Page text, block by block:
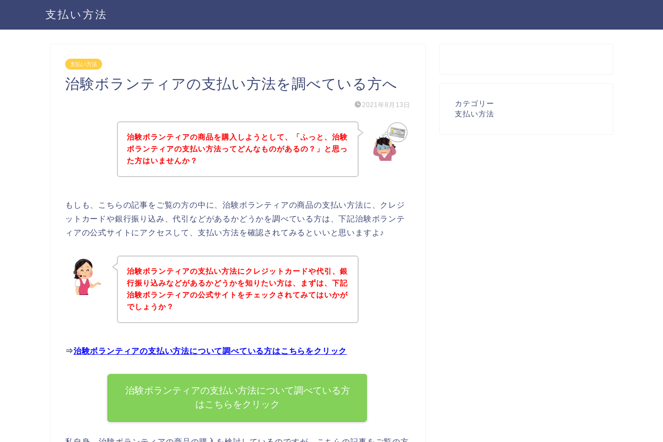
支払い方法
支払い方法
治験ボランティアの支払い方法を調べている方へ
2021年8月13日
治験ボランティアの商品を購入しようとして、「ふっと、治験
ボランティアの支払い方法ってどんなものがあるの？」と思っ
た方はいませんか？
もしも、こちらの記事をご覧の方の中に、治験ボランティアの商品の支払い方法に、クレジ
ットカードや銀行振り込み、代引などがあるかどうかを調べている方は、下記治験ボランテ
ィアの公式サイトにアクセスして、支払い方法を確認されてみるといいと思いますよ♪
治験ボランティアの支払い方法にクレジットカードや代引、銀
行振り込みなどがあるかどうかを知りたい方は、まずは、下記
治験ボランティアの公式サイトをチェックされてみてはいかが
でしょうか？
⇒治験ボランティアの支払い方法について調べている方はこちらをクリック
治験ボランティアの支払い方法について調べている方
はこちらをクリック
カテゴリー
支払い方法